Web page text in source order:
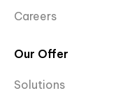
Careers
Our Offer
Solutions